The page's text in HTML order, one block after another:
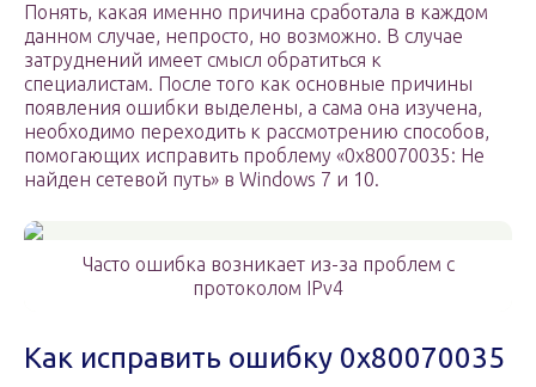
Понять, какая именно причина сработала в каждом
данном случае, непросто, но возможно. В случае
затруднений имеет смысл обратиться к
специалистам. После того как основные причины
появления ошибки выделены, а сама она изучена,
необходимо переходить к рассмотрению способов,
помогающих исправить проблему «0x80070035: Не
найден сетевой путь» в Windows 7 и 10.
Часто ошибка возникает из-за проблем с
протоколом IPv4
Как исправить ошибку 0x80070035